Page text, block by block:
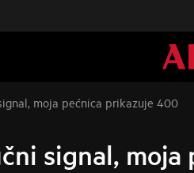
moja pećnica prikazuje 400
signal,